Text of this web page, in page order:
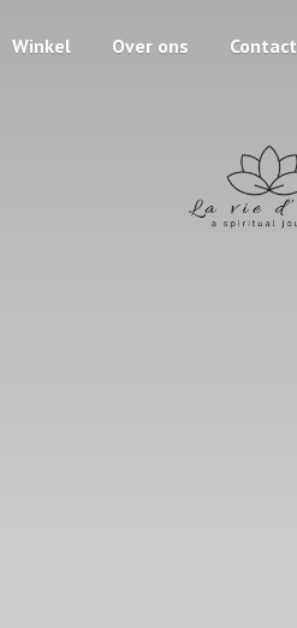
Winkel Over ons Contact